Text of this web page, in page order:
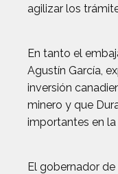
agilizar los
En tanto el
Agustín García,
inversión
minero y que
importantes en
El gobernador